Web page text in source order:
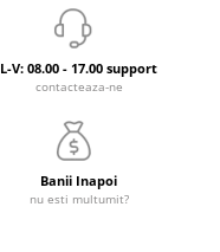
L-V: 08.00 - 17.00 support
contacteaza-ne
Banii Inapoi
nu esti multumit?